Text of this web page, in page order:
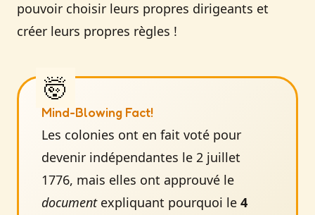
pouvoir choisir leurs propres dirigeants et
créer leurs propres règles !
Mind-Blowing Fact!
Les colonies ont en fait voté pour
devenir indépendantes le 2 juillet
1776, mais elles ont approuvé le
documentexpliquant pourquoi le 4